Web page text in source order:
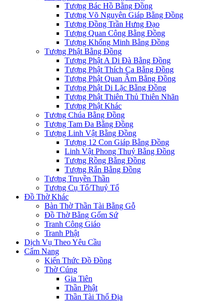
Tượng Bác Hồ Bằng Đồng
Tượng Võ Nguyên Giáp Bằng Đồng
Tượng Đồng Trần Hưng Đạo
Tượng Quan Công Bằng Đồng
Tượng Khổng Minh Bằng Đồng
Tượng Phật Bằng Đồng
Tượng Phật A Di Đà Bằng Đồng
Tượng Phật Thích Ca Bằng Đồng
Tượng Phật Quan Âm Bằng Đồng
Tượng Phật Di Lặc Bằng Đồng
Tượng Phật Thiên Thủ Thiên Nhãn
Tượng Phật Khác
Tượng Chúa Bằng Đồng
Tượng Tam Đa Bằng Đồng
Tượng Linh Vật Bằng Đồng
Tượng 12 Con Giáp Bằng Đồng
Linh Vật Phong Thuỷ Bằng Đồng
Tượng Rồng Bằng Đồng
Tượng Rắn Bằng Đồng
Tượng Truyền Thần
Tượng Cụ Tổ/Thuỷ Tổ
Đồ Thờ Khác
Bàn Thờ Thần Tài Bằng Gỗ
Đồ Thờ Bằng Gốm Sứ
Tranh Công Giáo
Tranh Phật
Dịch Vụ Theo Yêu Cầu
Cẩm Nang
Kiến Thức Đồ Đồng
Thờ Cúng
Gia Tiên
Thần Phật
Thần Tài Thổ Địa